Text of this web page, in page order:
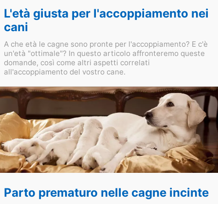
L'età giusta per l'accoppiamento nei
cani
A che età le cagne sono pronte per l'accoppiamento? E c'è
un'età "ottimale"? In questo articolo affronteremo queste
domande, così come altri aspetti correlati
all'accoppiamento del vostro cane.
Parto prematuro nelle cagne incinte